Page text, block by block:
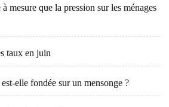
mesure que la pression sur les ménages
taux en juin
elle fondée sur un mensonge ?